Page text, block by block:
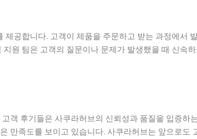
공합니다. 고객이 제품을 주문하고 받는 과정에서
원 팀은 고객의 질문이나 문제가 발생했을 때 신속
객 후기들은 사쿠라허브의 신뢰성과 품질을 입증하
만족도를 보이고 있습니다. 사쿠라허브는 앞으로도